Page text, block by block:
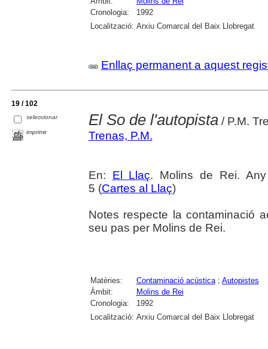
Cronologia:
1992
Localització: Arxiu Comarcal del Baix Llobregat
Enllaç permanent a aquest
19 / 102
seleccionar
imprimir
El So de l'autopista/ P.M.
Trenas, P.M.
En: El Llaç. Molins de Rei.
5 (Cartes al Llaç)
Notes respecte la contaminació
seu pas per Molins de Rei.
Matèries: Contaminació acústica; Autopistes
Àmbit:
Molins de Rei
Cronologia:
1992
Localització: Arxiu Comarcal del Baix Llobregat